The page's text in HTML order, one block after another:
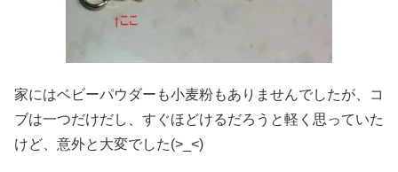
家にはベビーパウダーも小麦粉もありませんでしたが、コ
ブは一つだけだし、すぐほどけるだろうと軽く思っていた
けど、意外と大変でした(>_<)